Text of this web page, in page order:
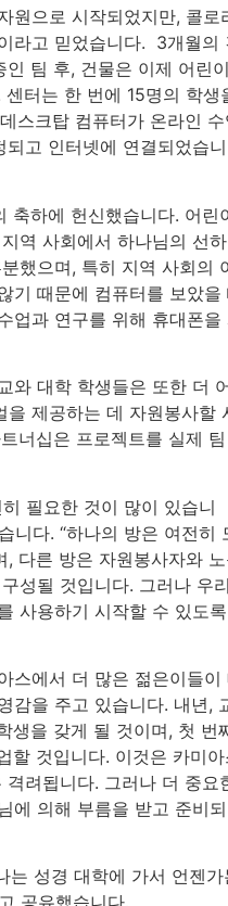
원으로 시작되었지만, 콜로
라고 믿었습니다. 3개월의
팀 후, 건물은 이제 어린
터는 한 번에 15명의 학생
스크탑 컴퓨터가 온라인
고 인터넷에 연결되었습니
축하에 헌신했습니다. 어린
역 사회에서 하나님의 선
했으며, 특히 지역 사회의
기 때문에 컴퓨터를 보았을
업과 연구를 위해 휴대폰을
와 대학 학생들은 또한 더
을 제공하는 데 자원봉사할
너십은 프로젝트를 실제
필요한 것이 많이 있습니
니다. “하나의 방은 여전히
, 다른 방은 자원봉사자와
성될 것입니다. 그러나 우
사용하기 시작할 수 있도
스에서 더 많은 젊은이들이
감을 주고 있습니다. 내년,
생을 갖게 될 것이며, 첫 번
할 것입니다. 이것은 카미
려됩니다. 그러나 더 중요
에 의해 부름을 받고 준비
는 성경 대학에 가서 언젠가